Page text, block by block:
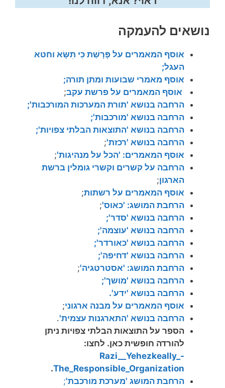
נושאים להעמקה
אוסף המאמרים על פָּרָשַׁת כִּי תִשָּׂא וחטא
העגל;
אוסף מאמרי שבועות ומתן תורה;
אוסף המאמרים על פרשת עקב;
הרחבה בנושא 'תורת המערכות המורכבות';
הרחבה בנושא 'מורכבות';
הרחבה בנושא 'התוצאות הבלתי צפויות';
הרחבה בנושא 'רכזת';
אוסף המאמרים: 'הכל על מנהיגות';
הרחבה על קשרים וקשרי גומלין ברשת
הארגון;
אוסף המאמרים על רשתות;
הרחבת המושג: 'כאוס';
הרחבה בנושא 'סדר';
הרחבה בנושא 'עוצמה';
הרחבה בנושא 'כאורדר';
הרחבה בנושא 'דחיפה';
הרחבת המושג: 'אסטרטגיה';
הרחבה בנושא 'מושך';
הרחבה בנושא 'ידע'.
אוסף המאמרים על מבנה ארגוני;
הרחבה בנושא 'התארגנות עצמית'.
הספר על התוצאות הבלתי צפויות ניתן
להורדה חופשית כאן. לחצו:
Razi__Yehezkeally_-
The_Responsible_Organization
.
הרחבת המושג 'מערכת מורכבת';